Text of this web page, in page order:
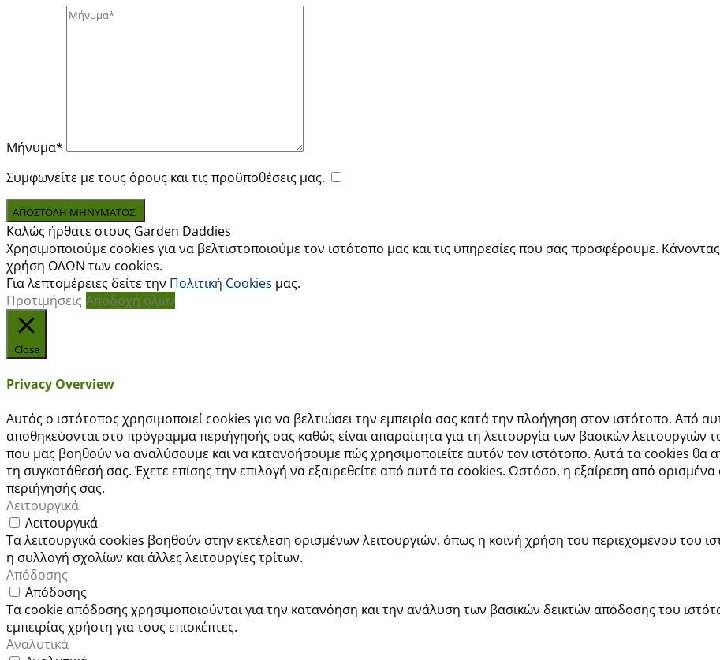
Μήνυμα*
Συμφωνείτε με τους όρους και τις προϋποθέσεις μας.
ΑΠΟΣΤΟΛΗ ΜΗΝΥΜΑΤΟΣ
Καλώς ήρθατε στους Garden Daddies
Χρησιμοποιούμε cookies για να βελτιστοποιούμε τον ιστότοπο μας και τις υπηρεσίες που σας προσφέρουμε.
χρήση ΟΛΩΝ των cookies.
Για λεπτομέρειες δείτε την Πολιτική Cookies μας.
Προτιμήσεις Αποδοχή όλων
Close
Privacy Overview
Αυτός ο ιστότοπος χρησιμοποιεί cookies για να βελτιώσει την εμπειρία σας κατά την πλοήγηση στον ιστότοπο. Από
αποθηκεύονται στο πρόγραμμα περιήγησής σας καθώς είναι απαραίτητα για τη λειτουργία των βασικών λειτουργιών
που μας βοηθούν να αναλύσουμε και να κατανοήσουμε πώς χρησιμοποιείτε αυτόν τον ιστότοπο. Αυτά τα cookies
τη συγκατάθεσή σας. Έχετε επίσης την επιλογή να εξαιρεθείτε από αυτά τα cookies. Ωστόσο, η εξαίρεση από
περιήγησής σας.
Λειτουργικά
Λειτουργικά
Τα λειτουργικά cookies βοηθούν στην εκτέλεση ορισμένων λειτουργιών, όπως η κοινή χρήση του περιεχομένου του
η συλλογή σχολίων και άλλες λειτουργίες τρίτων.
Απόδοσης
Απόδοσης
Τα cookie απόδοσης χρησιμοποιούνται για την κατανόηση και την ανάλυση των βασικών δεικτών απόδοσης του
εμπειρίας χρήστη για τους επισκέπτες.
Αναλυτικά